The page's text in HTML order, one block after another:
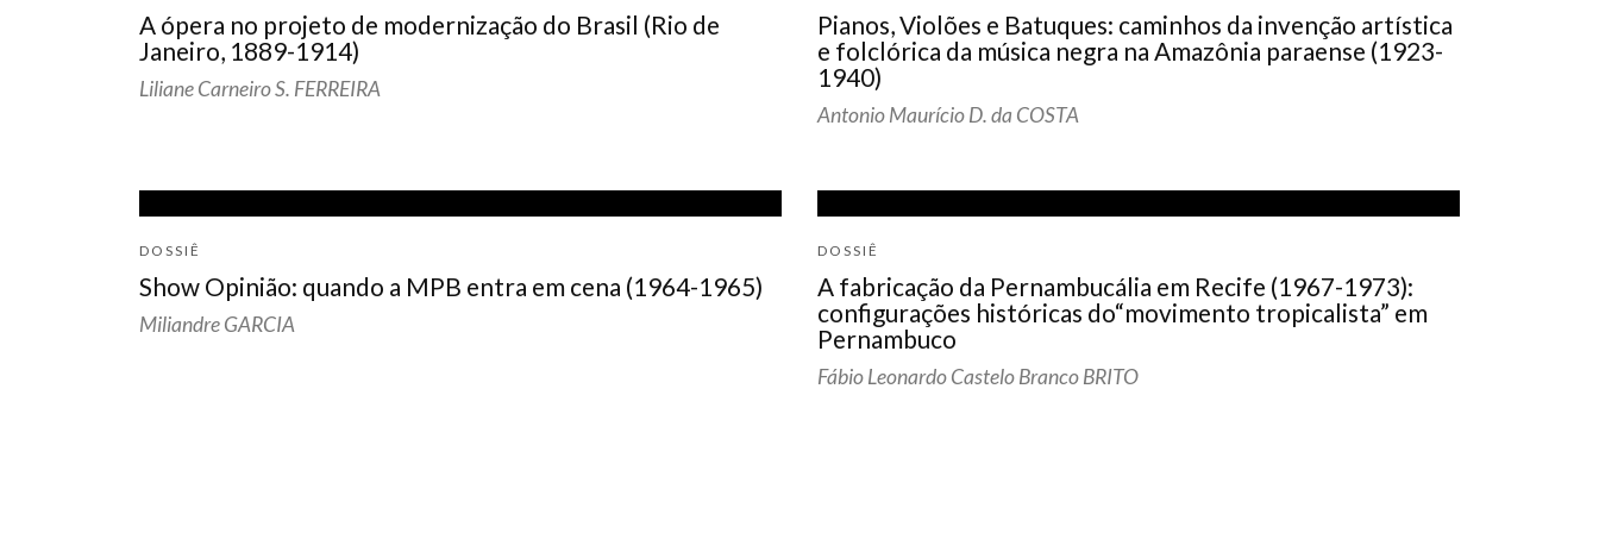
A ópera no projeto de modernização do Brasil (Rio de
Janeiro, 1889-1914)
Liliane Carneiro S. FERREIRA
Pianos, Violões e Batuques: caminhos da invenção artística
e folclórica da música negra na Amazônia paraense (1923-
1940)
Antonio Maurício D. da COSTA
DOSSIÊ
Show Opinião: quando a MPB entra em cena (1964-1965)
Miliandre GARCIA
DOSSIÊ
A fabricação da Pernambucália em Recife (1967-1973):
configurações históricas do“movimento tropicalista” em
Pernambuco
Fábio Leonardo Castelo Branco BRITO